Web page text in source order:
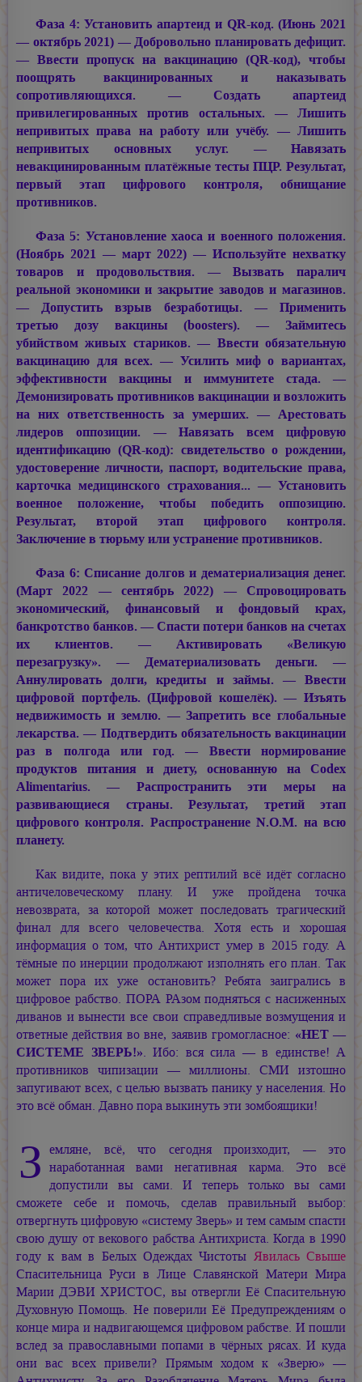
Фаза 4: Установить апартеид и QR-код. (Июнь 2021
— октябрь 2021) — Добровольно планировать дефицит.
— Ввести пропуск на вакцинацию (QR-код), чтобы
поощрять вакцинированных и наказывать
сопротивляющихся. — Создать апартеид
привилегированных против остальных. — Лишить
непривитых права на работу или учёбу. — Лишить
непривитых основных услуг. — Навязать
невакцинированным платёжные тесты ПЦР. Результат,
первый этап цифрового контроля, обнищание
противников.
Фаза 5: Установление хаоса и военного положения.
(Ноябрь 2021 — март 2022) — Используйте нехватку
товаров и продовольствия. — Вызвать паралич
реальной экономики и закрытие заводов и магазинов.
— Допустить взрыв безработицы. — Применить
третью дозу вакцины (boosters). — Займитесь
убийством живых стариков. — Ввести обязательную
вакцинацию для всех. — Усилить миф о вариантах,
эффективности вакцины и иммунитете стада. —
Демонизировать противников вакцинации и возложить
на них ответственность за умерших. — Арестовать
лидеров оппозиции. — Навязать всем цифровую
идентификацию (QR-код): свидетельство о рождении,
удостоверение личности, паспорт, водительские права,
карточка медицинского страхования... — Установить
военное положение, чтобы победить оппозицию.
Результат, второй этап цифрового контроля.
Заключение в тюрьму или устранение противников.
Фаза 6: Списание долгов и дематериализация денег.
(Март 2022 — сентябрь 2022) — Спровоцировать
экономический, финансовый и фондовый крах,
банкротство банков. — Спасти потери банков на счетах
их клиентов. — Активировать «Великую
перезагрузку». — Дематериализовать деньги. —
Аннулировать долги, кредиты и займы. — Ввести
цифровой портфель. (Цифровой кошелёк). — Изъять
недвижимость и землю. — Запретить все глобальные
лекарства. — Подтвердить обязательность вакцинации
раз в полгода или год. — Ввести нормирование
продуктов питания и диету, основанную на Codex
Alimentarius. — Распространить эти меры на
развивающиеся страны. Результат, третий этап
цифрового контроля. Распространение N.O.M. на всю
планету.
Как видите, пока у этих рептилий всё идёт согласно
античеловеческому плану. И уже пройдена точка
невозврата, за которой может последовать трагический
финал для всего человечества. Хотя есть и хорошая
информация о том, что Антихрист умер в 2015 году. А
тёмные по инерции продолжают изполнять его план. Так
может пора их уже остановить? Ребята заигрались в
цифровое рабство. ПОРА РАзом подняться с насиженных
диванов и вынести все свои справедливые возмущения и
ответные действия во вне, заявив громогласное: «НЕТ —
СИСТЕМЕ ЗВЕРЬ!». Ибо: вся сила — в единстве! А
противников чипизации — миллионы. СМИ изтошно
запугивают всех, с целью вызвать панику у населения. Но
это всё обман. Давно пора выкинуть эти зомбоящики!
З емляне, всё, что сегодня произходит, — это
наработанная вами негативная карма. Это всё
допустили вы сами. И теперь только вы сами
сможете себе и помочь, сделав правильный выбор:
отвергнуть цифровую «систему Зверь» и тем самым спасти
свою душу от векового рабства Антихриста. Когда в 1990
году к вам в Белых Одеждах Чистоты Явилась Свыше
Спасительница Руси в Лице Славянской Матери Мира
Марии ДЭВИ ХРИСТОС, вы отвергли Её Спасительную
Духовную Помощь. Не поверили Её Предупреждениям о
конце мира и надвигающемся цифровом рабстве. И пошли
вслед за православными попами в чёрных рясах. И куда
они вас всех привели? Прямым ходом к «Зверю» —